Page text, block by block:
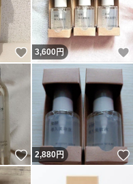
いいね！
3,600円
いいね！
2,880円